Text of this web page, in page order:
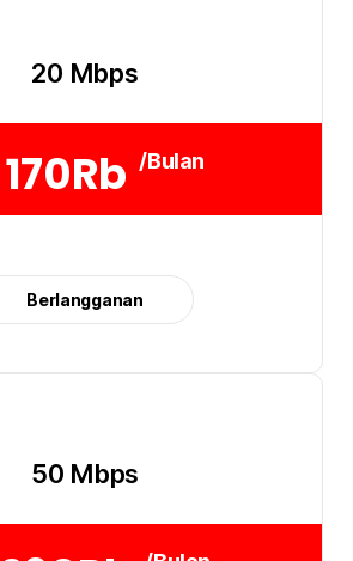
20 Mbps
170Rb /Bulan
Berlangganan
50 Mbps